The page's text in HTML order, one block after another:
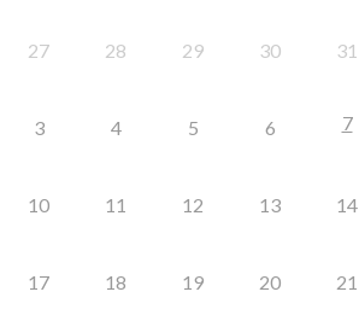
27 28 29 30 31
3 4 5 6 7
10 11 12 13 14
17 18 19 20 21